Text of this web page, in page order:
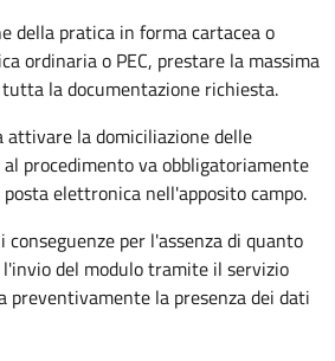
della pratica in forma cartacea o
ordinaria o PEC, prestare la massima
la documentazione richiesta.
attivare la domiciliazione delle
procedimento va obbligatoriamente
elettronica nell'apposito campo.
conseguenze per l'assenza di quanto
del modulo tramite il servizio
preventivamente la presenza dei dati